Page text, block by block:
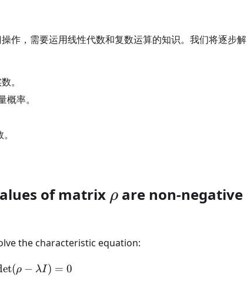
作，需要运用线性代数和复数运算的知识。我们将逐步解
。
率。
of matrix \rho
ρ are non-negative
the characteristic equation:
\det(\rho - \lambda I) = 0
(ρ − λI) = 0